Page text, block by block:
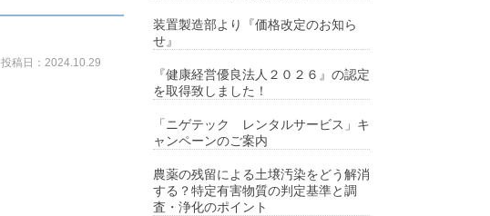
投稿日：2024.10.29
装置製造部より『価格改定のお知ら
せ』
『健康経営優良法人２０２６』の認定
を取得致しました！
「ニゲテック レンタルサービス」キ
ャンペーンのご案内
農薬の残留による土壌汚染をどう解消
する？特定有害物質の判定基準と調
査・浄化のポイント